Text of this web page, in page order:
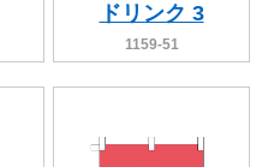
ドリンク 3
1159-51